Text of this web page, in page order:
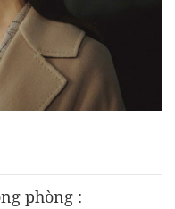
phòng :